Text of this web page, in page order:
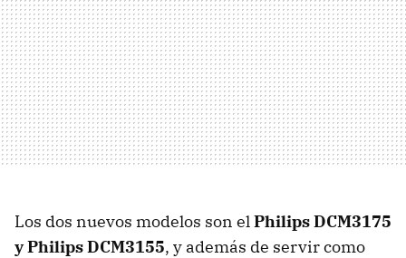
Los dos nuevos modelos son el Philips DCM3175
y Philips DCM3155, y además de servir como